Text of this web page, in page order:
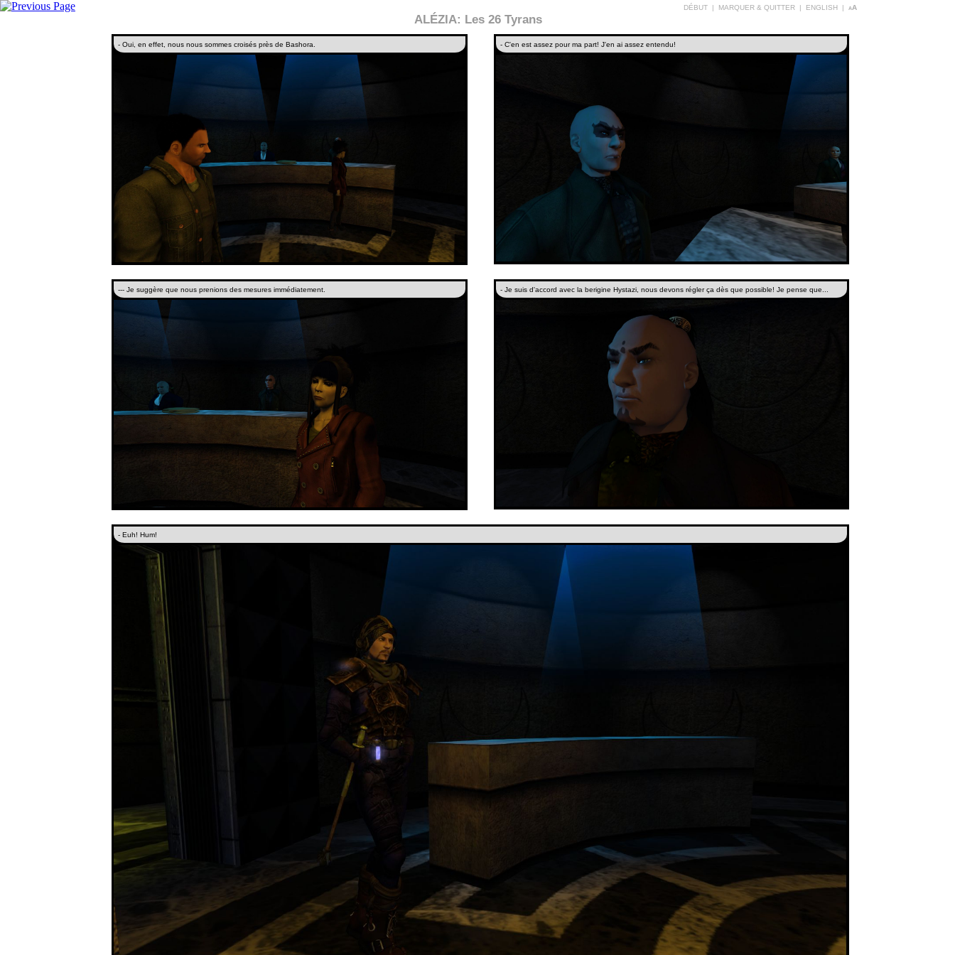
DÉBUT | MARQUER & QUITTER | ENGLISH | aA
ALÉZIA: Les 26 Tyrans
- Oui, en effet, nous nous sommes croisés près de Bashora. - C'en est assez pour ma part! J'en ai assez entendu!
--- Je suggère que nous prenions des mesures immédiatement. - Je suis d'accord avec la berigine Hystazi, nous devons régler ça dès que possible! Je pense que...
- Euh! Hum!